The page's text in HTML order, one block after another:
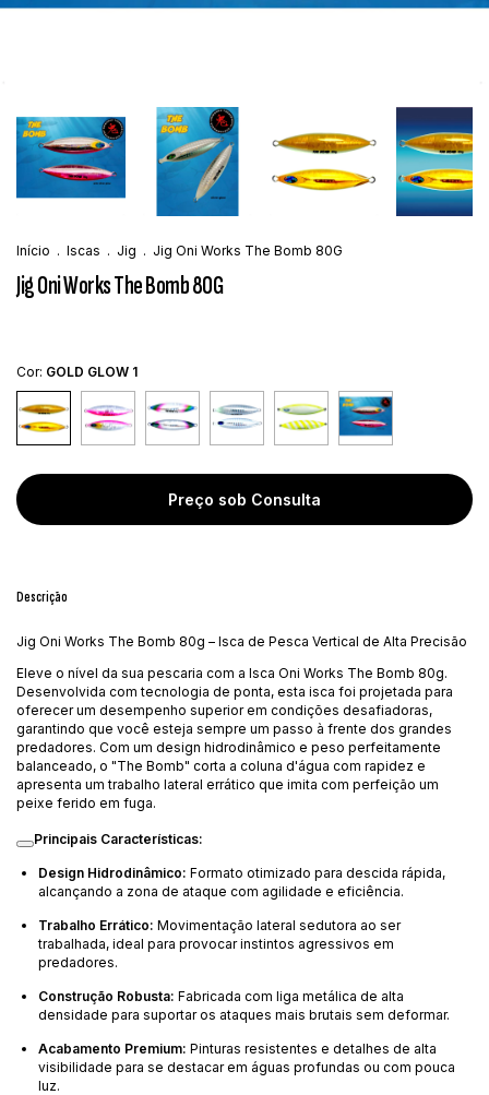
Início . Iscas . Jig . Jig Oni Works The Bomb 80G
Jig Oni Works The Bomb 80G
Cor: GOLD GLOW 1
Descrição
Jig Oni Works The Bomb 80g – Isca de Pesca Vertical de Alta Precisão
Eleve o nível da sua pescaria com a Isca Oni Works The Bomb 80g.
Desenvolvida com tecnologia de ponta, esta isca foi projetada para
oferecer um desempenho superior em condições desafiadoras,
garantindo que você esteja sempre um passo à frente dos grandes
predadores. Com um design hidrodinâmico e peso perfeitamente
balanceado, o "The Bomb" corta a coluna d'água com rapidez e
apresenta um trabalho lateral errático que imita com perfeição um
peixe ferido em fuga.
Principais Características:
Design Hidrodinâmico: Formato otimizado para descida rápida,
alcançando a zona de ataque com agilidade e eficiência.
Trabalho Errático: Movimentação lateral sedutora ao ser
trabalhada, ideal para provocar instintos agressivos em
predadores.
Construção Robusta: Fabricada com liga metálica de alta
densidade para suportar os ataques mais brutais sem deformar.
Acabamento Premium: Pinturas resistentes e detalhes de alta
visibilidade para se destacar em águas profundas ou com pouca
luz.